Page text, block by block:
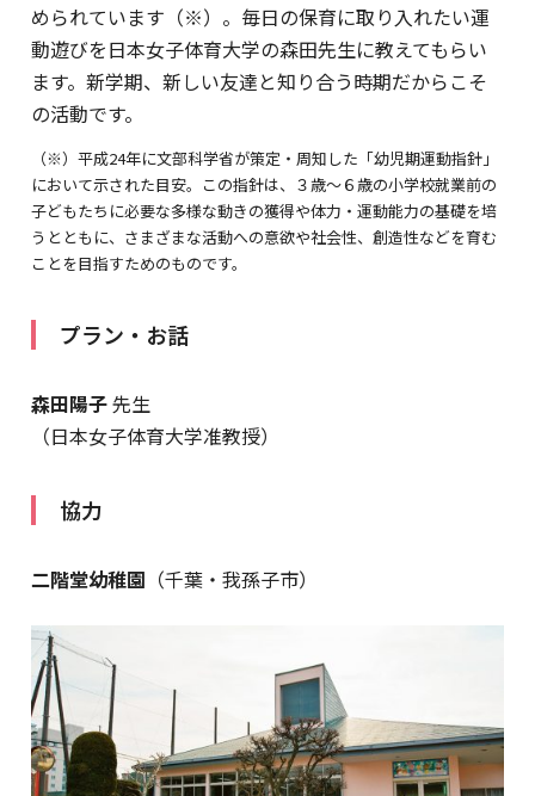
められています（※）。毎日の保育に取り入れたい運
動遊びを日本女子体育大学の森田先生に教えてもらい
ます。新学期、新しい友達と知り合う時期だからこそ
の活動です。
（※）平成24年に文部科学省が策定・周知した「幼児期運動指針」
において示された目安。この指針は、３歳～６歳の小学校就業前の
子どもたちに必要な多様な動きの獲得や体力・運動能力の基礎を培
うとともに、さまざまな活動への意欲や社会性、創造性などを育む
ことを目指すためのものです。
プラン・お話
森田陽子先生
（日本女子体育大学准教授）
協力
二階堂幼稚園 （千葉・我孫子市）